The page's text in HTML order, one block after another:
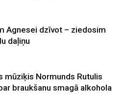
Agnesei dzīvot – ziedosim
daļiņu
mūziķis Normunds Rutulis
braukšanu smagā alkohola